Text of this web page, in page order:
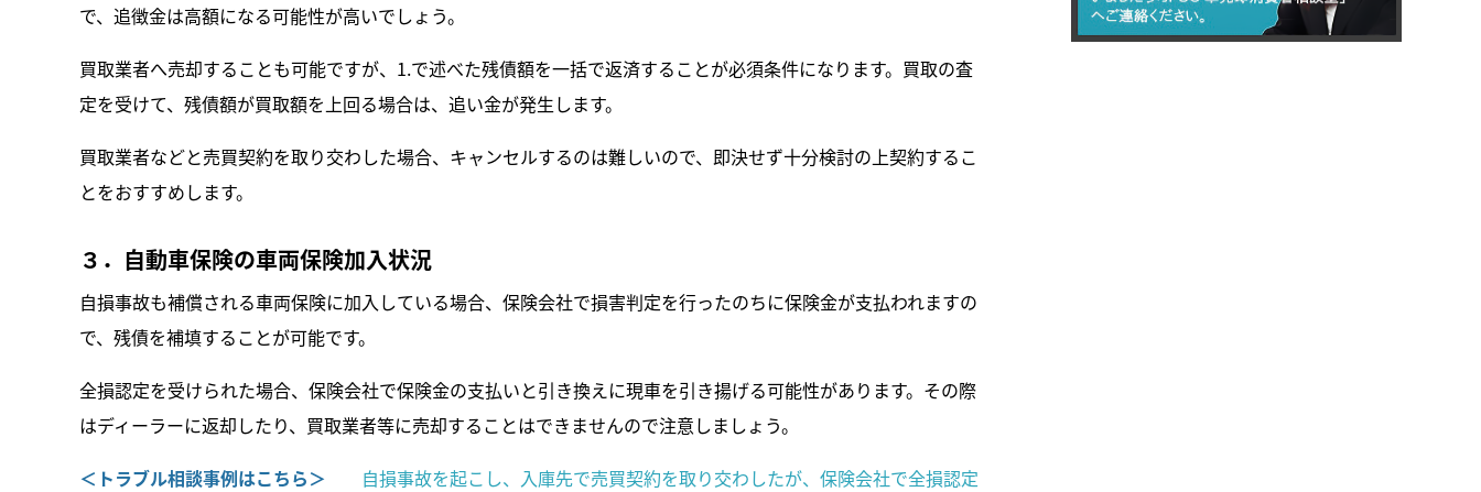
で、追徴金は高額になる可能性が高いでしょう。
買取業者へ売却することも可能ですが、1.で述べた残債額を一括で返済することが必須条件になります。買取の査
定を受けて、残債額が買取額を上回る場合は、追い金が発生します。
買取業者などと売買契約を取り交わした場合、キャンセルするのは難しいので、即決せず十分検討の上契約するこ
とをおすすめします。
３．自動車保険の車両保険加入状況
自損事故も補償される車両保険に加入している場合、保険会社で損害判定を行ったのちに保険金が支払われますの
で、残債を補填することが可能です。
全損認定を受けられた場合、保険会社で保険金の支払いと引き換えに現車を引き揚げる可能性があります。その際
はディーラーに返却したり、買取業者等に売却することはできませんので注意しましょう。
＜トラブル相談事例はこちら＞
自損事故を起こし、入庫先で売買契約を取り交わしたが、保険会社で全損認定